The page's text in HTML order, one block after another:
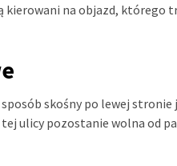
kierowani na objazd, którego
skośny po lewej
ulicy pozostanie wolna od